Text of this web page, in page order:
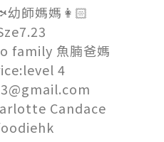
師媽媽👩🏻
family 魚腩爸媽
4
Candace